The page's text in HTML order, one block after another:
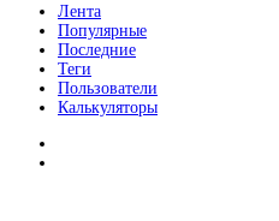
Лента
Популярные
Последние
Теги
Пользователи
Калькуляторы